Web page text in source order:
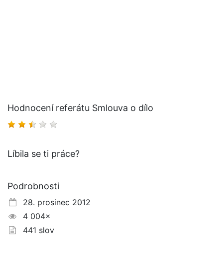
Hodnocení referátu Smlouva o dílo
Líbila se ti práce?
Podrobnosti
28. prosinec 2012
4 004×
441 slov